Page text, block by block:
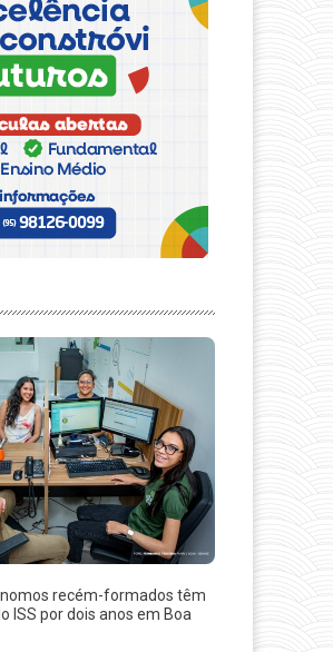
recém-formados têm
ISS por dois anos em Boa